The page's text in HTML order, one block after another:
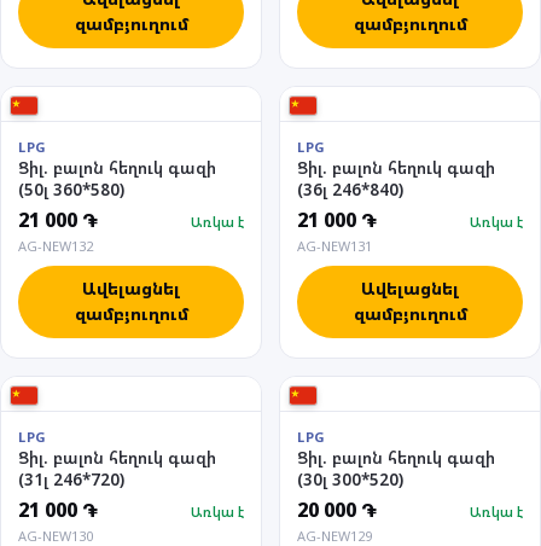
զամբյուղում
զամբյուղում
LPG
Ցիլ. բալոն հեղուկ գազի
(50լ 360*580)
21 000 ֏
Առկա է
AG-NEW132
Ավելացնել
զամբյուղում
LPG
Ցիլ. բալոն հեղուկ գազի
(36լ 246*840)
21 000 ֏
Առկա է
AG-NEW131
Ավելացնել
զամբյուղում
LPG
Ցիլ. բալոն հեղուկ գազի
(31լ 246*720)
21 000 ֏
Առկա է
AG-NEW130
LPG
Ցիլ. բալոն հեղուկ գազի
(30լ 300*520)
20 000 ֏
Առկա է
AG-NEW129